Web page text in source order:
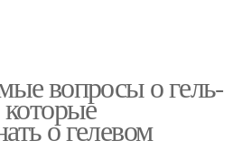
вопросы о гель-
о гелевом